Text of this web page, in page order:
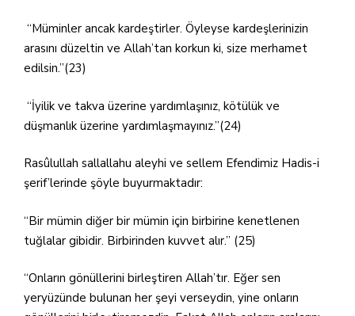
“Müminler ancak kardeştirler. Öyleyse kardeşlerinizin
arasını düzeltin ve Allah’tan korkun ki, size merhamet
edilsin.”(23)
“İyilik ve takva üzerine yardımlaşınız, kötülük ve
düşmanlık üzerine yardımlaşmayınız.”(24)
Rasûlullah sallallahu aleyhi ve sellem Efendimiz Hadis-i
şerif’lerinde şöyle buyurmaktadır:
“Bir mümin diğer bir mümin için birbirine kenetlenen
tuğlalar gibidir. Birbirinden kuvvet alır.” (25)
“Onların gönüllerini birleştiren Allah’tır. Eğer sen
yeryüzünde bulunan her şeyi verseydin, yine onların